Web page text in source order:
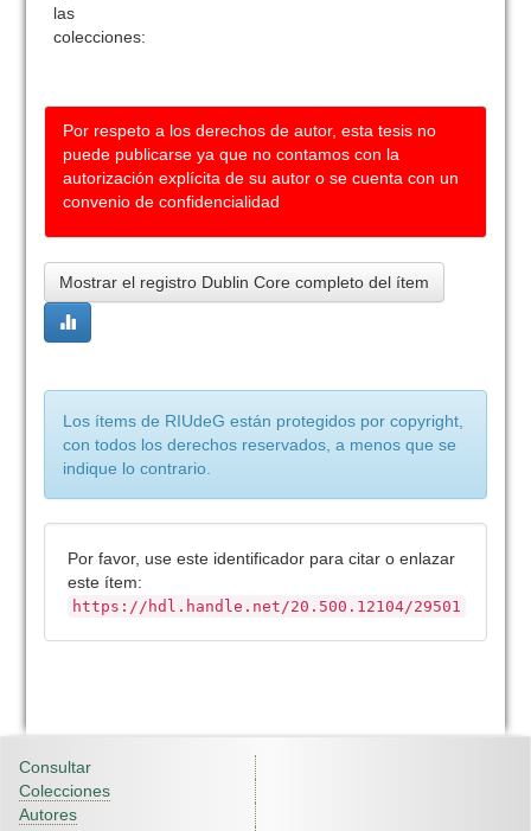
las
colecciones:
Por respeto a los derechos de autor, esta tesis no
puede publicarse ya que no contamos con la
autorización explícita de su autor o se cuenta con un
convenio de confidencialidad
Mostrar el registro Dublin Core completo del ítem
Los ítems de RIUdeG están protegidos por copyright,
con todos los derechos reservados, a menos que se
indique lo contrario.
Por favor, use este identificador para citar o enlazar
este ítem:
https://hdl.handle.net/20.500.12104/29501
Consultar
Colecciones
Autores